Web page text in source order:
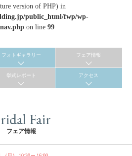
version of PHP) in
public_html/fwp/wp-
on line 99
フォトギャラリー フェア情報
挙式レポート アクセス
Fair
フェア情報